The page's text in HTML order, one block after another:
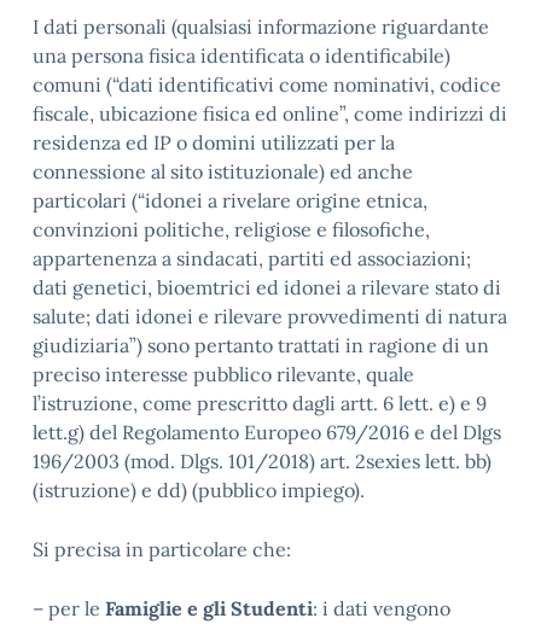
I dati personali (qualsiasi informazione riguardante
una persona fisica identificata o identificabile)
comuni (“dati identificativi come nominativi, codice
fiscale, ubicazione fisica ed online”, come indirizzi di
residenza ed IP o domini utilizzati per la
connessione al sito istituzionale) ed anche
particolari (“idonei a rivelare origine etnica,
convinzioni politiche, religiose e filosofiche,
appartenenza a sindacati, partiti ed associazioni;
dati genetici, bioemtrici ed idonei a rilevare stato di
salute; dati idonei e rilevare provvedimenti di natura
giudiziaria”) sono pertanto trattati in ragione di un
preciso interesse pubblico rilevante, quale
l’istruzione, come prescritto dagli artt. 6 lett. e) e 9
lett.g) del Regolamento Europeo 679/2016 e del Dlgs
196/2003 (mod. Dlgs. 101/2018) art. 2sexies lett. bb)
(istruzione) e dd) (pubblico impiego).
Si precisa in particolare che:
– per le Famiglie e gli Studenti: i dati vengono